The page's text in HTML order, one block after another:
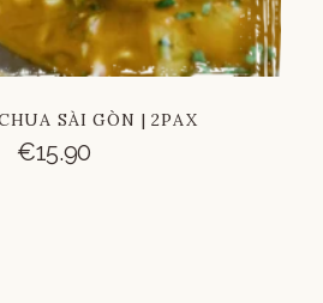
SÀI GÒN | 2PAX
€15.90
Chinese
Vietnamese
Russian